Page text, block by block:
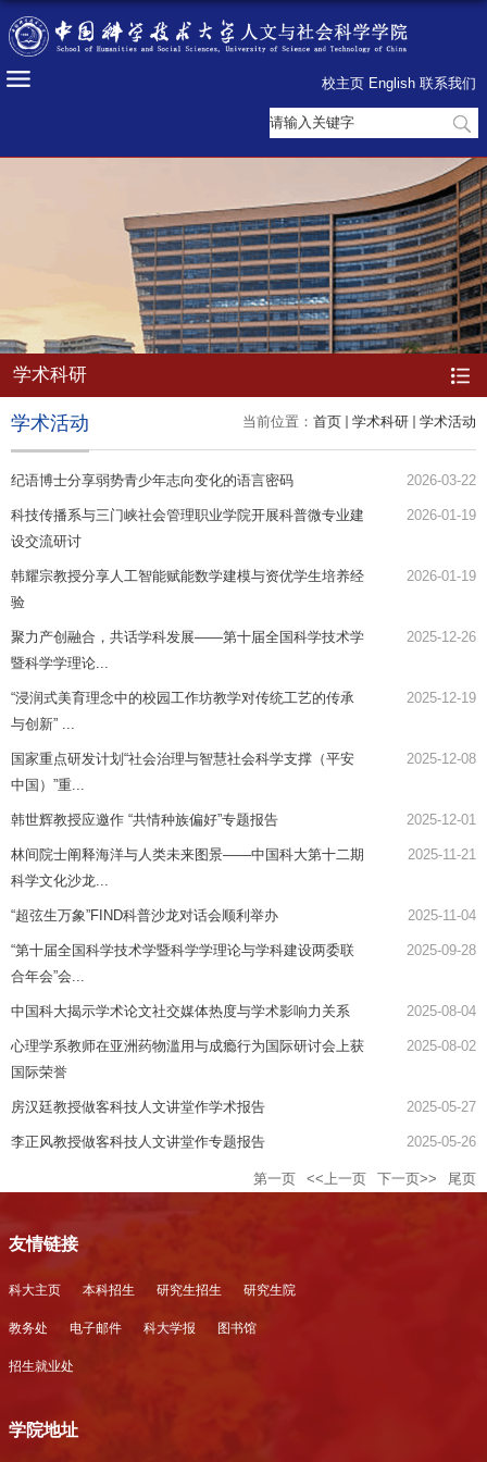
校主页 English 联系我们
学术科研
当前位置： 首页 学术科研 学术活动
学术活动
纪语博士分享弱势青少年志向变化的语言密码 2026-03-22
科技传播系与三门峡社会管理职业学院开展科普微专业建
设交流研讨
2026-01-19
韩耀宗教授分享人工智能赋能数学建模与资优学生培养经
验
2026-01-19
聚力产创融合，共话学科发展——第十届全国科学技术学
暨科学学理论...
2025-12-26
“浸润式美育理念中的校园工作坊教学对传统工艺的传承
与创新” ...
2025-12-19
国家重点研发计划“社会治理与智慧社会科学支撑（平安
中国）”重...
2025-12-08
韩世辉教授应邀作 “共情种族偏好”专题报告 2025-12-01
林间院士阐释海洋与人类未来图景——中国科大第十二期
科学文化沙龙...
2025-11-21
“超弦生万象”FIND科普沙龙对话会顺利举办 2025-11-04
“第十届全国科学技术学暨科学学理论与学科建设两委联
合年会”会...
2025-09-28
中国科大揭示学术论文社交媒体热度与学术影响力关系 2025-08-04
心理学系教师在亚洲药物滥用与成瘾行为国际研讨会上获
国际荣誉
2025-08-02
房汉廷教授做客科技人文讲堂作学术报告 2025-05-27
李正风教授做客科技人文讲堂作专题报告 2025-05-26
第一页 <<上一页 下一页>> 尾页
友情链接
科大主页 本科招生 研究生招生 研究生院
教务处 电子邮件 科大学报 图书馆
招生就业处
学院地址